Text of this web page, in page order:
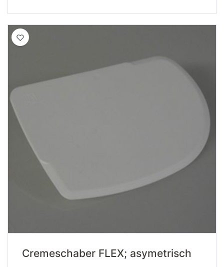
Cremeschaber FLEX; asymetrisch